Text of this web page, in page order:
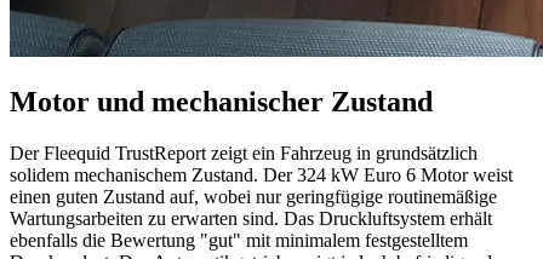
Motor und mechanischer Zustand
Der Fleequid TrustReport zeigt ein Fahrzeug in grundsätzlich
solidem mechanischem Zustand. Der 324 kW Euro 6 Motor weist
einen guten Zustand auf, wobei nur geringfügige routinemäßige
Wartungsarbeiten zu erwarten sind. Das Druckluftsystem erhält
ebenfalls die Bewertung "gut" mit minimalem festgestelltem